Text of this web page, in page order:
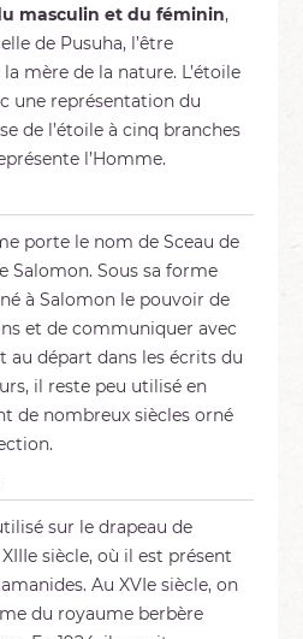
masculin et du féminin,
de Pusuha, l’être
mère de la nature. L’étoile
une représentation du
de l’étoile à cinq branches
l’Homme.
porte le nom de Sceau de
Salomon. Sous sa forme
à Salomon le pouvoir de
et de communiquer avec
au départ dans les écrits du
il reste peu utilisé en
de nombreux siècles orné
sur le drapeau de
siècle, où il est présent
Au XVIe siècle, on
du royaume berbère